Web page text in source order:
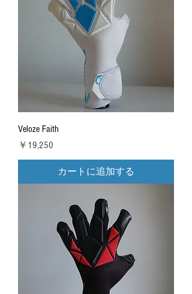
Veloze Faith
価格
￥19,250
カートに追加する